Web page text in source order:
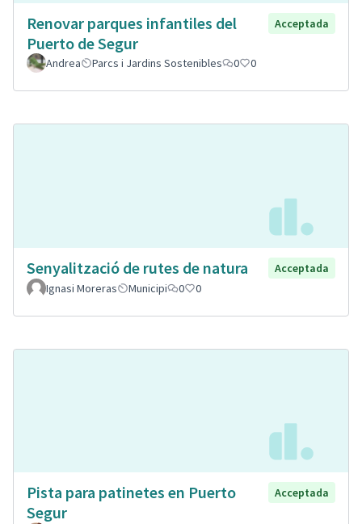
Renovar parques infantiles del
Puerto de Segur
Acceptada
Andrea Parcs i Jardins Sostenibles 0 0
Senyalització de rutes de natura
Acceptada
Ignasi Moreras
Municipi 0 0
Pista para patinetes en Puerto
Segur
Acceptada